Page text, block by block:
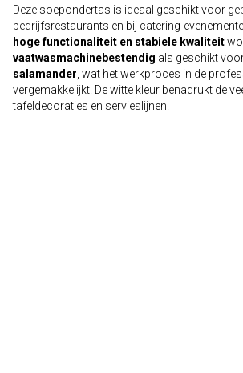
Deze soepondertas is ideaal geschikt voor
bedrijfsrestaurants en bij catering-
hoge functionaliteit en stabiele kwaliteit
vaatwasmachinebestendig als geschikt
salamander , wat het werkproces in de
vergemakkelijkt. De witte kleur benadrukt de
tafeldecoraties en servieslijnen.